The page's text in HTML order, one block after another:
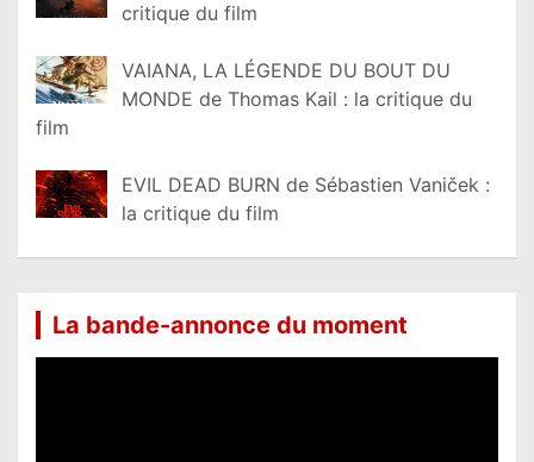
critique du film
VAIANA, LA LÉGENDE DU BOUT DU
MONDE de Thomas Kail : la critique du
film
EVIL DEAD BURN de Sébastien Vaniček :
la critique du film
La bande-annonce du moment